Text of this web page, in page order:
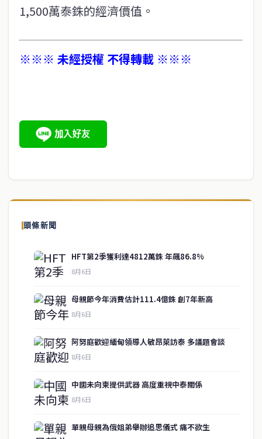
1,500萬泰銖的經濟價值。
※※※ 未經授權 不得轉載 ※※※
頭條新聞
HFT第2季獲利達4812萬銖 年飆86.8%
8月6日
母親節今年消費估計111.4億銖 創7年新高
8月6日
阿努庭歡迎緬甸領導人敏昂萊訪泰 多議題會談
8月6日
中國未向柬提供武器 高度重視中泰關係
8月6日
單親母親為俄姐弟舉辦追思儀式 痛不欲生
service@thaichinesenews.com